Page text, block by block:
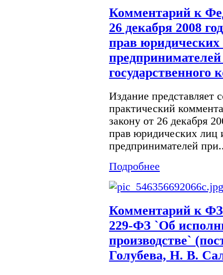
Комментарий к
26 декабря 2008
прав
государственного
Издание представляет
практический
закону от 26 декабря
прав юридических лиц
предпринимателей
Подробнее
Комментарий к ФЗ
229-ФЗ `Об
производстве`
Голубева, Н. В.